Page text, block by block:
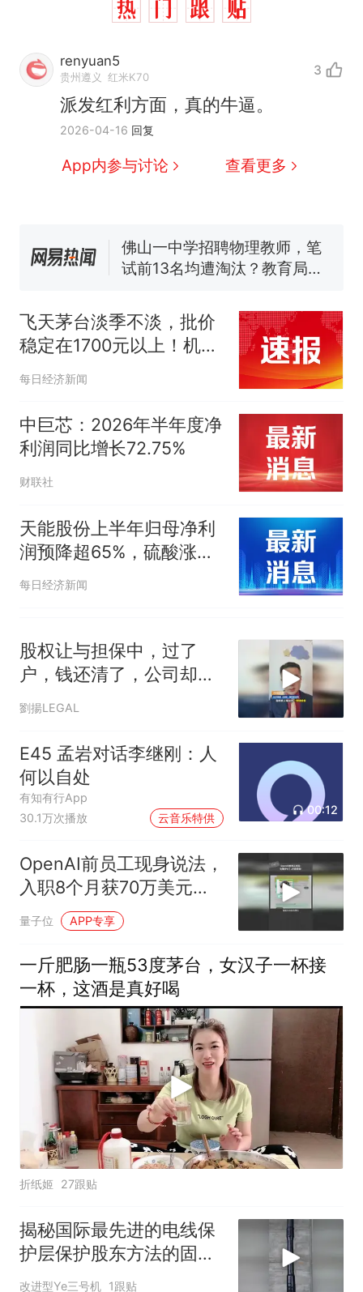
renyuan5
贵州遵义 红米K70 3
派发红利方面，真的牛逼。
2026-04-16 回复
App内参与讨论 查看更多
那个在床头放菜刀的女孩，
因老师一句“跟我回家”改写了
人生
新 费大厨“全国小炒肉大王”称
号，仅凭视频评出？中国烹饪
回大海 目击者直呼震惊 （视频
佛山一中学招聘物理教师，笔
试前13名均遭淘汰？教育局：
已叫停招聘，成立调查组全面
台风"白海豚"中心附近最大风
热 那个在床头放菜刀的女孩，
因老师一句“跟我回家”改写了
飞天茅台淡季不淡，批价
稳定在1700元以上！机构
预计贵州茅台Q2收入同比
每日经济新闻
中巨芯：2026年半年度净
利润同比增长72.75%
财联社
天能股份上半年归母净利
润预降超65%，硫酸涨价
叠加政策调整挤压盈利空
每日经济新闻
股权让与担保中，过了
户，钱还清了，公司却没
了？
劉揚LEGAL
E45 孟岩对话李继刚：人
何以自处
有知有行App
30.1万次播放
云音乐特供
00:12
OpenAI前员工现身说法，
入职8个月获70万美元股
权却劝老同事尽快套现
量子位 APP专享
一斤肥肠一瓶53度茅台，女汉子一杯接
一杯，这酒是真好喝
折纸姬 27跟贴
揭秘国际最先进的电线保
护层保护股东方法的固定
原理！
改进型Ye三号机 1跟贴